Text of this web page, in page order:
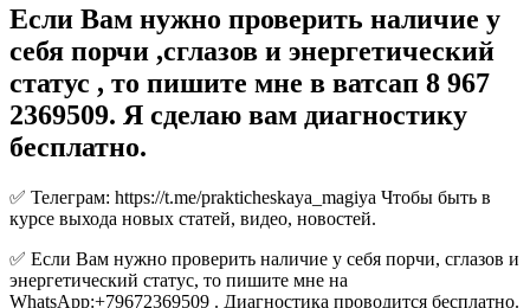
Если Вам нужно проверить наличие у
себя порчи ,сглазов и энергетический
статус , то пишите мне в ватсап 8 967
2369509. Я сделаю вам диагностику
бесплатно.
✅ Телеграм: https://t.me/prakticheskaya_magiya Чтобы быть в
курсе выхода новых статей, видео, новостей.
✅ Если Вам нужно проверить наличие у себя порчи, сглазов и
энергетический статус, то пишите мне на
WhatsApp:+79672369509 . Диагностика проводится бесплатно.